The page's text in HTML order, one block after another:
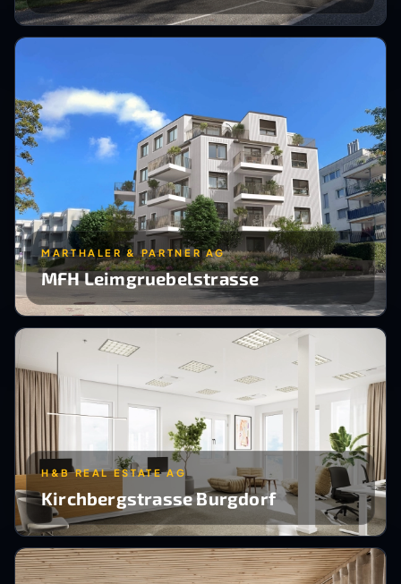
MARTHALER & PARTNER AG
MFH Leimgruebelstrasse
H&B REAL ESTATE AG
Kirchbergstrasse Burgdorf